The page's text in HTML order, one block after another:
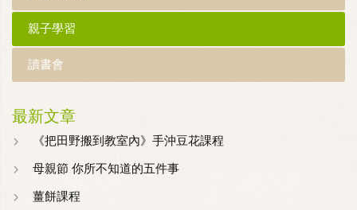
親子學習
讀書會
最新文章
《把田野搬到教室內》手沖豆花課程
母親節 你所不知道的五件事
薑餅課程